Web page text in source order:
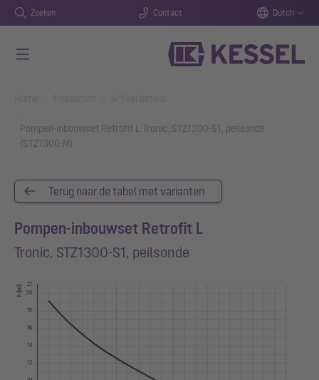
Zoeken Contact Dutch
Pompen-inbouwset Retrofit L Tronic, STZ1300-S1, peilsonde
(STZ1300-M)
Terug naar de tabel met varianten
Pompen-inbouwset Retrofit L
Tronic, STZ1300-S1, peilsonde